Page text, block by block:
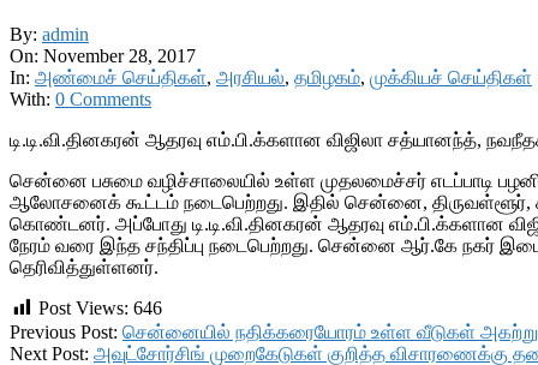
By: admin
On: November 28, 2017
In: அண்மைச் செய்திகள், அரசியல், தமிழகம், முக்கியச் செய்திகள்
With: 0 Comments
டி.டி.வி.தினகரன் ஆதரவு எம்.பி.க்களான விஜிலா சத்யானந்த்,
சென்னை பசுமை வழிச்சாலையில் உள்ள முதலமைச்சர் எடப்பாடி
ஆலோசனைக் கூட்டம் நடைபெற்றது. இதில் சென்னை, திருவள்ளூர்,
கொண்டனர். அப்போது டி.டி.வி.தினகரன் ஆதரவு எம்.பி.க்களான
நேரம் வரை இந்த சந்திப்பு நடைபெற்றது. சென்னை ஆர்.கே நகர்
தெரிவித்துள்ளனர்.
Post Views: 646
2017-
11-
Previous Post: சென்னையில் நதிக்கரையோரம் உள்ள வீடுகள்
Next Post: அவுட்சோர்சிங் முறைகேடுகள் குறித்த விசாரணைக்கு